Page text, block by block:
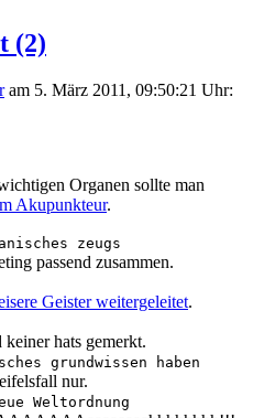
(2)
am 5. März 2011, 09:50:21 Uhr:
Organen sollte man
Akupunkteur.
zeugs
passend zusammen.
Geister weitergeleitet.
hats gemerkt.
grundwissen haben
nur.
Weltordnung